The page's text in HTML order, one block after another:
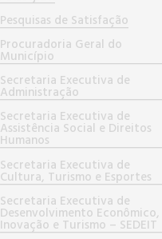
Pesquisas de Satisfação
Procuradoria Geral do
Município
Secretaria Executiva de
Administração
Secretaria Executiva de
Assistência Social e Direitos
Humanos
Secretaria Executiva de
Cultura, Turismo e Esportes
Secretaria Executiva de
Desenvolvimento Econômico,
Inovação e Turismo – SEDEIT